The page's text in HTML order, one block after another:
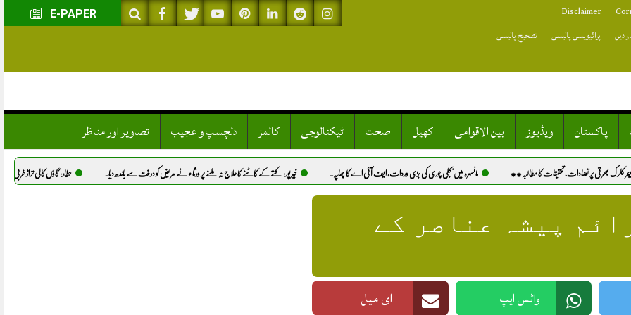
E-PAPER
Disclaimer
دیں پرائیویسی پالیسی
تصحیح پالیسی
پاکستان ویڈیوز بین الاقوامی کھیل صحت ٹیکنالوجی کالمز دلچسپ و عجیب تصاویر اور مناظر
کا مطالبہ** مانسہرہ میں بجلی چوری کی بڑی وردات، ایف آئی اے کا چھاپہ. خیرپور: کتے کے کاٹنے کا علاج نہ ملنے پر ورثاء نے مریض کو درخت سے باندھ دیا. حطار: گاؤں کالی تراڑ غربی میں نوجوان شانہ کا قتل، پولیس
پیشہ عناصر کے
واٹس ایپ ای میل